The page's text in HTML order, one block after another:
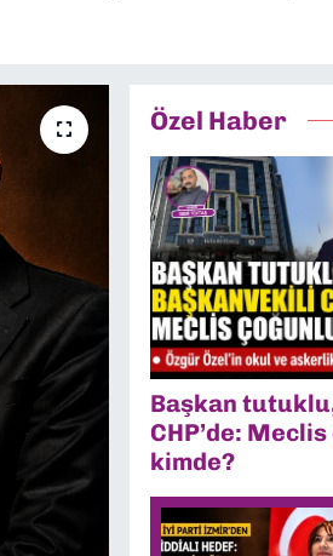
Özel Haber
Başkan
CHP’de:
kimde?